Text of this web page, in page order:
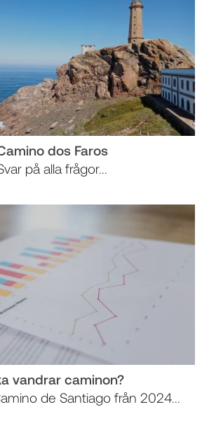
dos Faros
på alla frågor...
vandrar caminon?
de Santiago från 2024...